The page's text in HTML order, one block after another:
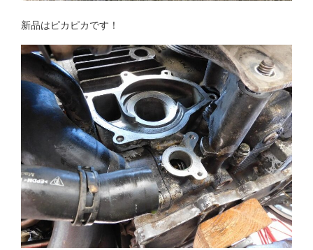
新品はピカピカです！